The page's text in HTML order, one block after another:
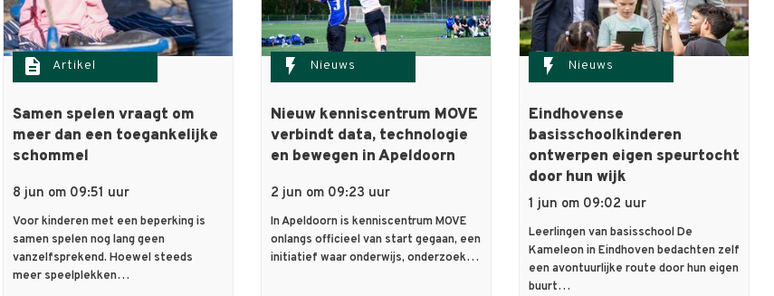
description Artikel
Samen spelen vraagt om
meer dan een toegankelijke
schommel
8 jun om 09:51 uur
Voor kinderen met een beperking is
samen spelen nog lang geen
vanzelfsprekend. Hoewel steeds
meer speelplekken…
flash_on Nieuws
Nieuw kenniscentrum MOVE
verbindt data, technologie
en bewegen in Apeldoorn
2 jun om 09:23 uur
In Apeldoorn is kenniscentrum MOVE
onlangs officieel van start gegaan, een
initiatief waar onderwijs, onderzoek…
flash_on Nieuws
Eindhovense
basisschoolkinderen
ontwerpen eigen speurtocht
door hun wijk
1 jun om 09:02 uur
Leerlingen van basisschool De
Kameleon in Eindhoven bedachten zelf
een avontuurlijke route door hun eigen
buurt…